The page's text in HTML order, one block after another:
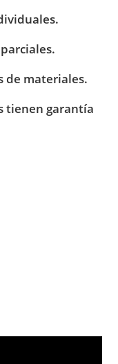
de materiales.
tienen garantía